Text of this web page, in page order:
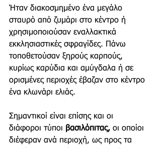
Ήταν διακοσμημένο ένα μεγάλο
σταυρό από ζυμάρι στο κέντρο ή
χρησιμοποιούσαν εναλλακτικά
εκκλησιαστικές σφραγίδες. Πάνω
τοποθετούσαν ξηρούς καρπούς,
κυρίως καρύδια και αμύγδαλα ή σε
ορισμένες περιοχές έβαζαν στο κέντρο
ένα κλωνάρι ελιάς.
Σημαντικοί είναι επίσης και οι
διάφοροι τύποι βασιλόπιτας, οι οποίοι
διέφεραν ανά περιοχή, ως προς τα